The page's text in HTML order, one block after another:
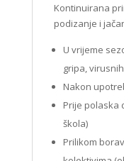
Kontinuirana
podizanje i
U vrijeme
gripa,
Nakon
Prije polaska
škola)
Prilikom